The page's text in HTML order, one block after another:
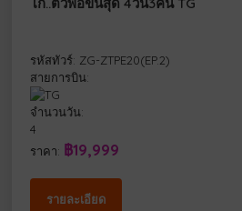
รหัสทัวร์: ZG-ZTPE20(EP.2)
สายการบิน:
จำนวนวัน:
4
ราคา: ฿19,999
รายละเอียด